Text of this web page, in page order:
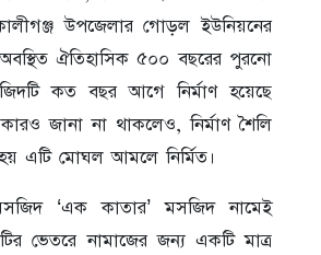
উপজেলার গোড়ল ইউনিয়নের
অবস্থিত ঐতিহাসিক ৫০০ বছরের পুরনো
কত বছর আগে নির্মাণ হয়েছে
জানা না থাকলেও, নির্মাণ শৈলি
এটি মোঘল আমলে নির্মিত।
‘এক কাতার’ মসজিদ নামেই
ভেতরে নামাজের জন্য একটি মাত্র